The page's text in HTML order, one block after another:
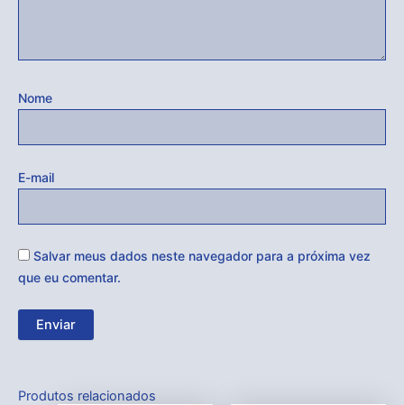
Nome
E-mail
Salvar meus dados neste navegador para a próxima vez
que eu comentar.
Produtos relacionados